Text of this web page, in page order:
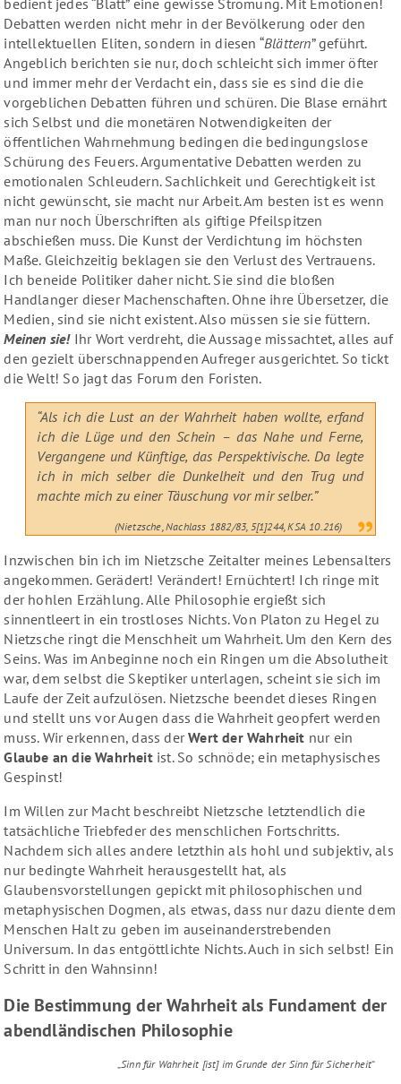
Debatten werden nicht mehr in der Bevölkerung oder den
intellektuellen Eliten, sondern in diesen “Blättern” geführt.
Angeblich berichten sie nur, doch schleicht sich immer öfter
und immer mehr der Verdacht ein, dass sie es sind die die
vorgeblichen Debatten führen und schüren. Die Blase ernährt
sich Selbst und die monetären Notwendigkeiten der
öffentlichen Wahrnehmung bedingen die bedingungslose
Schürung des Feuers. Argumentative Debatten werden zu
emotionalen Schleudern. Sachlichkeit und Gerechtigkeit ist
nicht gewünscht, sie macht nur Arbeit. Am besten ist es wenn
man nur noch Überschriften als giftige Pfeilspitzen
abschießen muss. Die Kunst der Verdichtung im höchsten
Maße. Gleichzeitig beklagen sie den Verlust des Vertrauens.
Ich beneide Politiker daher nicht. Sie sind die bloßen
Handlanger dieser Machenschaften. Ohne ihre Übersetzer, die
Medien, sind sie nicht existent. Also müssen sie sie füttern.
Meinen sie!Ihr Wort verdreht, die Aussage missachtet, alles auf
den gezielt überschnappenden Aufreger ausgerichtet. So tickt
die Welt! So jagt das Forum den Foristen.
“Als ich die Lust an der Wahrheit haben wollte, erfand
ich die Lüge und den Schein – das Nahe und Ferne,
Vergangene und Künftige, das Perspektivische. Da legte
ich in mich selber die Dunkelheit und den Trug und
machte mich zu einer Täuschung vor mir selber.”
(Nietzsche, Nachlass 1882/83, 5[1]244, KSA 10.216)
Inzwischen bin ich im Nietzsche Zeitalter meines Lebensalters
angekommen. Gerädert! Verändert! Ernüchtert! Ich ringe mit
der hohlen Erzählung. Alle Philosophie ergießt sich
sinnentleert in ein trostloses Nichts. Von Platon zu Hegel zu
Nietzsche ringt die Menschheit um Wahrheit. Um den Kern des
Seins. Was im Anbeginne noch ein Ringen um die Absolutheit
war, dem selbst die Skeptiker unterlagen, scheint sie sich im
Laufe der Zeit aufzulösen. Nietzsche beendet dieses Ringen
und stellt uns vor Augen dass die Wahrheit geopfert werden
muss. Wir erkennen, dass derWert der Wahrheit nur ein
Glaube an die Wahrheitist. So schnöde; ein metaphysisches
Gespinst!
Im Willen zur Macht beschreibt Nietzsche letztendlich die
tatsächliche Triebfeder des menschlichen Fortschritts.
Nachdem sich alles andere letzthin als hohl und subjektiv, als
nur bedingte Wahrheit herausgestellt hat, als
Glaubensvorstellungen gepickt mit philosophischen und
metaphysischen Dogmen, als etwas, dass nur dazu diente dem
Menschen Halt zu geben im auseinanderstrebenden
Universum. In das entgöttlichte Nichts. Auch in sich selbst! Ein
Schritt in den Wahnsinn!
Die Bestimmung der Wahrheit als Fundament der
abendländischen Philosophie
Sinn für Wahrheit [ist] im Grunde der Sinn für Sicherheit“